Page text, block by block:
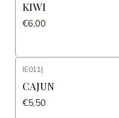
KIWI
€6,00
IE011|
CAJUN
€5,50